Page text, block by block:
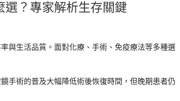
選？專家解析生存關鍵
與生活品質。面對化療、手術、免疫療法等多種選
手術的普及大幅降低術後恢復時間，但晚期患者仍